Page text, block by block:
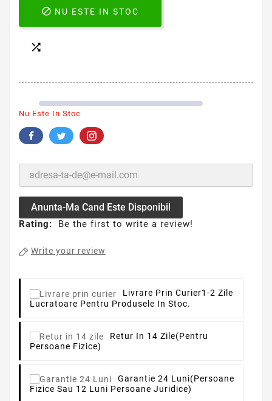
 NU ESTE IN STOC

Nu Este In Stoc
Anunta-Ma Cand Este Disponibil
Rating: Be the first to write a review!
Write your review
Livrare Prin Curier1-2 Zile
Lucratoare Pentru Produsele In Stoc.
Retur In 14 Zile(pentru
Persoane Fizice)
Garantie 24 Luni(persoane
Fizice Sau 12 Luni Persoane Juridice)